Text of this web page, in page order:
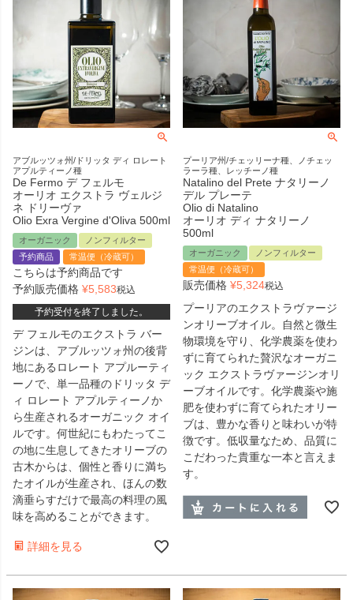
アブルッツォ州/ドリッタ ディ ロレート
アプルティーノ種
De Fermo デ フェルモ
オーリオ エクストラ ヴェルジ
ネ ドリーヴァ
Olio Exra Vergine d'Oliva 500ml
オーガニック
ノンフィルター
予約商品
常温便（冷蔵可）
こちらは予約商品です
予約販売価格 ¥5,583税込
予約受付を終了しました。
デ フェルモのエクストラ バー
ジンは、アブルッツォ州の後背
地にあるロレート アプルーティ
ーノで、単一品種のドリッタ デ
ィ ロレート アプルティーノか
ら生産されるオーガニック オイ
ルです。何世紀にもわたってこ
の地に生息してきたオリーブの
古木からは、個性と香りに満ち
たオイルが生産され、ほんの数
滴垂らすだけで最高の料理の風
味を高めることができます。
詳細を見る
プーリア州/チェッリーナ種、ノチェッ
ラーラ種、レッチーノ種
Natalino del Prete ナタリーノ
デル プレーテ
Olio di Natalino
オーリオ ディ ナタリーノ
500ml
オーガニック
ノンフィルター
常温便（冷蔵可）
販売価格 ¥5,324税込
プーリアのエクストラヴァージ
ンオリーブオイル。自然と微生
物環境を守り、化学農薬を使わ
ずに育てられた贅沢なオーガニ
ック エクストラヴァージンオリ
ーブオイルです。化学農薬や施
肥を使わずに育てられたオリー
ブは、豊かな香りと味わいが特
徴です。低収量なため、品質に
こだわった貴重な一本と言えま
す。